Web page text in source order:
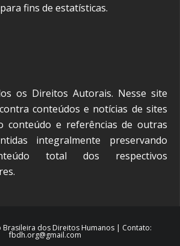
fins de estatísticas.
os Direitos Autorais. Nesse site
conteúdos e notícias de sites
conteúdo e referências de outras
integralmente preservando
total dos respectivos
Brasileira dos Direitos Humanos | Contato:
fbdh.org@gmail.com